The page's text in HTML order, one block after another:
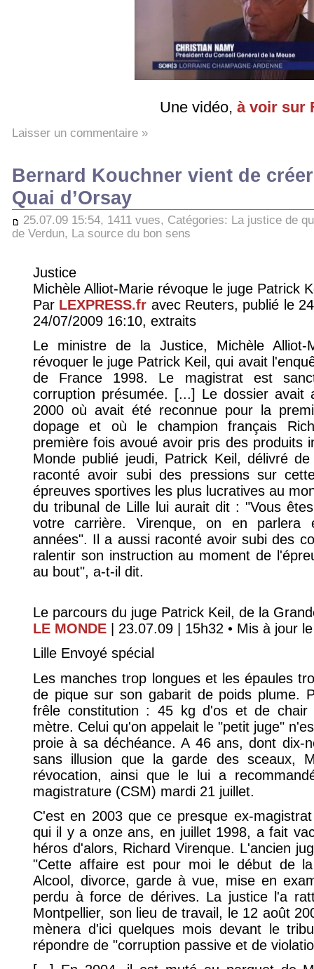
Une vidéo, à voir sur
Laisser un commentaire »
Bernard Kouchner vient de
Quai d’Orsay
25.07.09 15:54, 1411 vues, Catégories: La justice de
de Verdun, La source du bon sens
Justice
Michèle Alliot-Marie révoque le juge Patrick
Par LEXPRESS.fr avec Reuters, publié le
24/07/2009 16:10, extraits
Le ministre de la Justice, Michèle
révoquer le juge Patrick Keil, qui avait
de France 1998. Le magistrat est
corruption présumée. [...] Le dossier
2000 où avait été reconnue pour la
dopage et où le champion français
première fois avoué avoir pris des produits
Monde publié jeudi, Patrick Keil, délivré
raconté avoir subi des pressions sur
épreuves sportives les plus lucratives au
du tribunal de Lille lui aurait dit : "Vous
votre carrière. Virenque, on en parlera
années". Il a aussi raconté avoir subi des
ralentir son instruction au moment de
au bout", a-t-il dit.
Le parcours du juge Patrick Keil, de la
LE MONDE | 23.07.09 | 15h32 • Mis à jour
Lille Envoyé spécial
Les manches trop longues et les épaules
de pique sur son gabarit de poids plume.
frêle constitution : 45 kg d'os et de chair
mètre. Celui qu'on appelait le "petit juge"
proie à sa déchéance. A 46 ans, dont dix-
sans illusion que la garde des sceaux,
révocation, ainsi que le lui a
magistrature (CSM) mardi 21 juillet.
C'est en 2003 que ce presque ex-
qui il y a onze ans, en juillet 1998, a fait
héros d'alors, Richard Virenque. L'ancien
"Cette affaire est pour moi le début de
Alcool, divorce, garde à vue, mise en
perdu à force de dérives. La justice l'a
Montpellier, son lieu de travail, le 12 août
mènera d'ici quelques mois devant le
répondre de "corruption passive et de